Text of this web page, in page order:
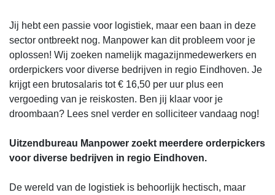
Jij hebt een passie voor logistiek, maar een baan in deze
sector ontbreekt nog. Manpower kan dit probleem voor je
oplossen! Wij zoeken namelijk magazijnmedewerkers en
orderpickers voor diverse bedrijven in regio Eindhoven. Je
krijgt een brutosalaris tot € 16,50 per uur plus een
vergoeding van je reiskosten. Ben jij klaar voor je
droombaan? Lees snel verder en solliciteer vandaag nog!
Uitzendbureau Manpower zoekt meerdere orderpickers
voor diverse bedrijven in regio Eindhoven.
De wereld van de logistiek is behoorlijk hectisch, maar